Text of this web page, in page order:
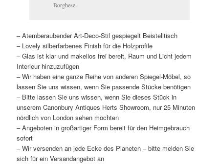
Borghese
– Atemberaubender Art-Deco-Stil gespiegelt Beistelltisch
– Lovely silberfarbenes Finish für die Holzprofile
– Glas ist klar und makellos frei bereit, Raum und Licht jedem
Interieur hinzuzufügen
– Wir haben eine ganze Reihe von anderen Spiegel-Möbel, so
lassen Sie uns wissen, wenn Sie passende Stücke benötigen
– Bitte lassen Sie uns wissen, wenn Sie dieses Stück in
unserem Canonbury Antiques Herts Showroom, nur 25 Minuten
nördlich von London sehen möchten
– Angeboten in großartiger Form bereit für den Heimgebrauch
sofort
– Wir versenden an jede Ecke des Planeten – bitte melden Sie
sich für ein Versandangebot an